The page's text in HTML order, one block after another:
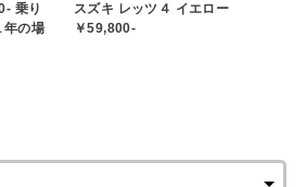
乗り
年の場
スズキ レッツ４ イエロー
￥59,800-